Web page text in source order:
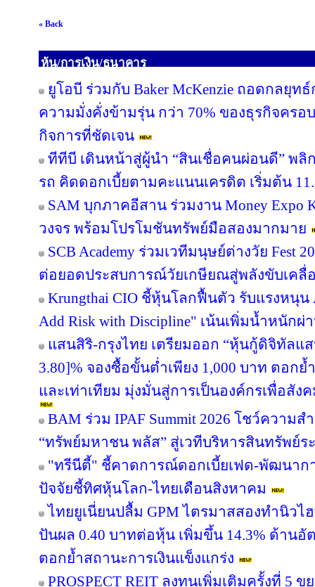
« Back
หุ้น/การเงิน/ธนาคาร
ยูโอบี ร่วมกับ Baker McKenzie ถอดกลยุท
ความมั่งคั่งข้ามรุ่น กว่า 70% ของธุรกิจคร
กิจการที่ชัดเจน
ทีทีบี เดินหน้าสู่ผู้นำ “สินเชื่อคนผ่อนดี” พลิ
รถ คิดดอกเบี้ยตามคะแนนเครดิต เริ่มต้น
SAM บุกภาคอีสาน ร่วมงาน Money Expo
วงจร พร้อมโปรโมชันทรัพย์มือสองมากมาย
SCB Academy ร่วมเวทีมนุษย์ต่างวัย Fest
ต่อยอดประสบการณ์วัยเกษียณสู่พลังขับเคลื่
Krungthai CIO ชี้หุ้นโลกฟื้นตัว รับแรงหนุน
Add Risk with Discipline" เน้นเพิ่มน้ำหนักผ่
แสนสิริ-กรุงไทย เตรียมออก “หุ้นกู้ดิจิทัลแ
3.80]% จองซื้อขั้นต่ำเพียง 1,000 บาท ตอก
และเท่าเทียม มุ่งมั่นสู่การเป็นองค์กรเพื่อสัง
BAM ร่วม IPAF Summit 2026 โชว์ความส
“ทรัพย์มหาชน พลัส” สู่เวทีบริหารสินทรัพย์ร
"ทรีนีตี้" ชี้คาดการณ์ดอกเบี้ยเฟด-พัฒนาก
ปัจจัยชี้ทิศหุ้นโลก-ไทยเดือนสิงหาคม
ไทยยูเนี่ยนปลื้ม GPM ไตรมาสสองทำนิวไ
ปันผล 0.40 บาทต่อหุ้น เพิ่มขึ้น 14.3% ด้านอั
ตอกย้ำสถานะการเงินแข็งแกร่ง
PROSPECT REIT ลงทุนเพิ่มเติมครั้งที่ 5